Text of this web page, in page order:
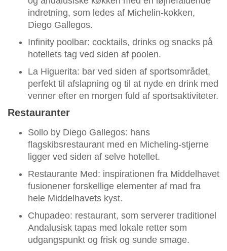
indretning, som ledes af Michelin-kokken,
Diego Gallegos.
Infinity poolbar: cocktails, drinks og snacks på
hotellets tag ved siden af poolen.
La Higuerita: bar ved siden af sportsområdet,
perfekt til afslapning og til at nyde en drink med
venner efter en morgen fuld af sportsaktiviteter.
Restauranter
Sollo by Diego Gallegos: hans
flagskibsrestaurant med en Micheling-stjerne
ligger ved siden af selve hotellet.
Restaurante Med: inspirationen fra Middelhavet
fusionener forskellige elementer af mad fra
hele Middelhavets kyst.
Chupadeo: restaurant, som serverer traditionel
Andalusisk tapas med lokale retter som
udgangspunkt og frisk og sunde smage.